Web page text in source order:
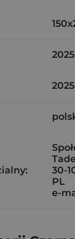
2025
30-
PL
e-